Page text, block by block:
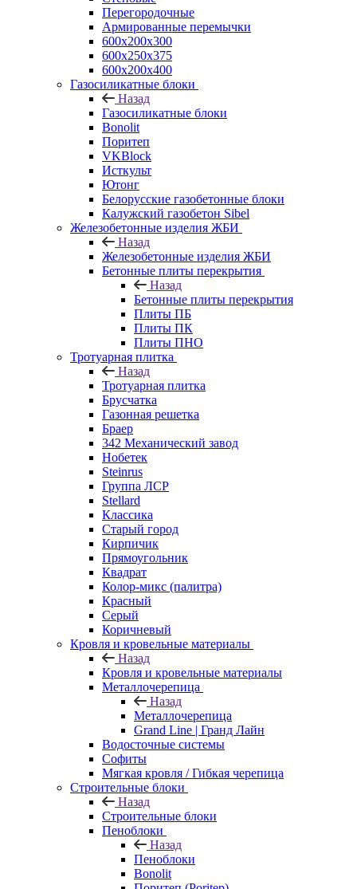
Перегородочные
Армированные перемычки
600х200х300
600х250х375
600х200х400
Газосиликатные блоки
Назад
Газосиликатные блоки
Bonolit
Поритеп
VKBlock
Исткульт
Ютонг
Белорусские газобетонные блоки
Калужский газобетон Sibel
Железобетонные изделия ЖБИ
Назад
Железобетонные изделия ЖБИ
Бетонные плиты перекрытия
Назад
Бетонные плиты перекрытия
Плиты ПБ
Плиты ПК
Плиты ПНО
Тротуарная плитка
Назад
Тротуарная плитка
Брусчатка
Газонная решетка
Браер
342 Механический завод
Нобетек
Steinrus
Группа ЛСР
Stellard
Классика
Старый город
Кирпичик
Прямоугольник
Квадрат
Колор-микс (палитра)
Красный
Серый
Коричневый
Кровля и кровельные материалы
Назад
Кровля и кровельные материалы
Металлочерепица
Назад
Металлочерепица
Grand Line | Гранд Лайн
Водосточные системы
Софиты
Мягкая кровля / Гибкая черепица
Строительные блоки
Назад
Строительные блоки
Пеноблоки
Назад
Пеноблоки
Bonolit